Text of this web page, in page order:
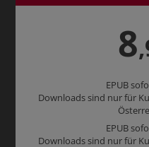
8
EPUB
Downloads sind nur für
EPUB
Downloads sind nur für